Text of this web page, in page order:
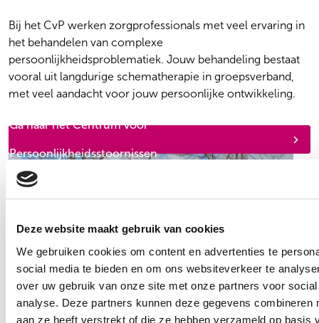
Deze website maakt gebruik van cookies
We gebruiken cookies om content en advertenties te
social media te bieden en om ons websiteverkeer te
over uw gebruik van onze site met onze partners voor
analyse. Deze partners kunnen deze gegevens combineren
aan ze heeft verstrekt of die ze hebben verzameld op basis
Bij het CvP werken zorgprofessionals met veel ervaring in
het behandelen van complexe
persoonlijkheidsproblematiek. Jouw behandeling bestaat
vooral uit langdurige schematherapie in groepsverband,
met veel aandacht voor jouw persoonlijke ontwikkeling.
Ga naar het Centrum voor
Persoonlijkheidsstoornissen